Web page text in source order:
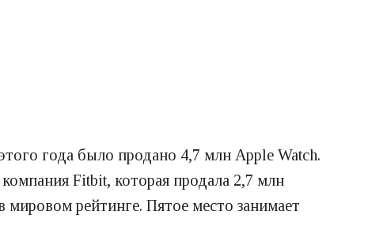
года было продано 4,7 млн Apple Watch.
Fitbit, которая продала 2,7 млн
рейтинге. Пятое место занимает